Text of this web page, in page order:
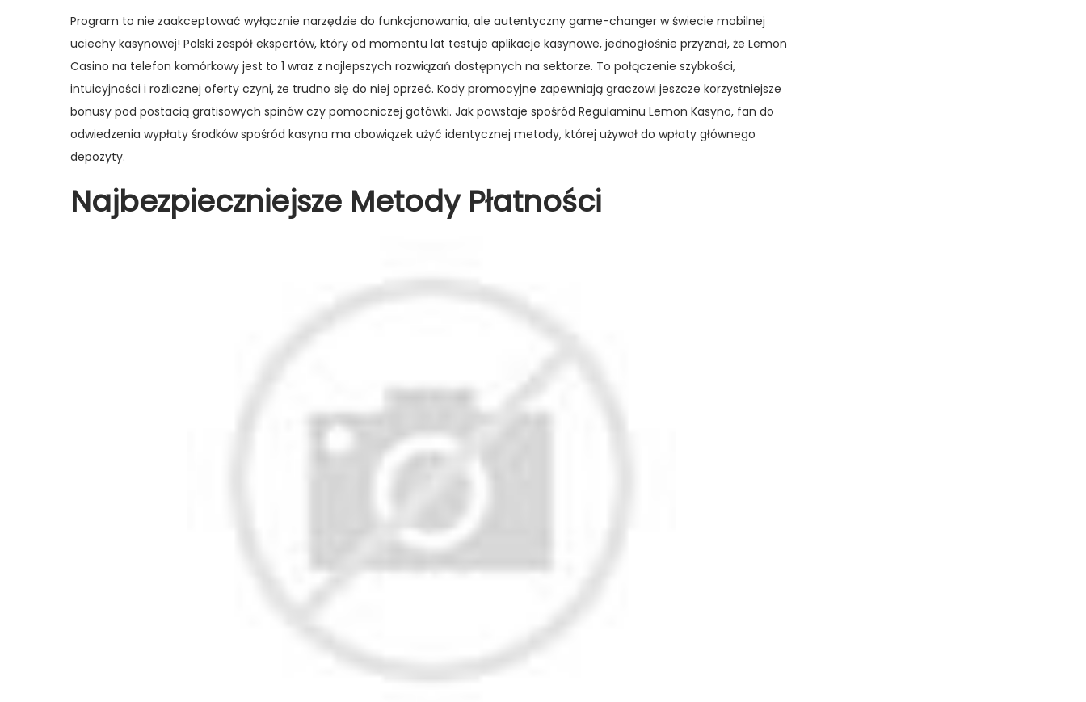
Program to nie zaakceptować wyłącznie narzędzie do funkcjonowania, ale autentyczny game-changer w świecie mobilnej
uciechy kasynowej! Polski zespół ekspertów, który od momentu lat testuje aplikacje kasynowe, jednogłośnie przyznał, że Lemon
Casino na telefon komórkowy jest to 1 wraz z najlepszych rozwiązań dostępnych na sektorze. To połączenie szybkości,
intuicyjności i rozlicznej oferty czyni, że trudno się do niej oprzeć. Kody promocyjne zapewniają graczowi jeszcze korzystniejsze
bonusy pod postacią gratisowych spinów czy pomocniczej gotówki. Jak powstaje spośród Regulaminu Lemon Kasyno, fan do
odwiedzenia wypłaty środków spośród kasyna ma obowiązek użyć identycznej metody, której używał do wpłaty głównego
depozyty.
Najbezpieczniejsze Metody Płatności